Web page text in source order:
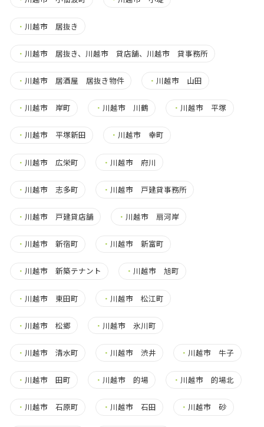
・ 川越市 居抜き
・ 川越市 居抜き、川越市 貸店舗、川越市 貸事務所
・ 川越市 居酒屋 居抜き物件 ・ 川越市 山田
・ 川越市 岸町 ・ 川越市 川鶴 ・ 川越市 平塚
・ 川越市 平塚新田 ・ 川越市 幸町
・ 川越市 広栄町 ・ 川越市 府川
・ 川越市 志多町 ・ 川越市 戸建貸事務所
・ 川越市 戸建貸店舗 ・ 川越市 扇河岸
・ 川越市 新宿町 ・ 川越市 新富町
・ 川越市 新築テナント ・ 川越市 旭町
・ 川越市 東田町 ・ 川越市 松江町
・ 川越市 松郷 ・ 川越市 氷川町
・ 川越市 清水町 ・ 川越市 渋井 ・ 川越市 牛子
・ 川越市 田町 ・ 川越市 的場 ・ 川越市 的場北
・ 川越市 石原町 ・ 川越市 石田 ・ 川越市 砂